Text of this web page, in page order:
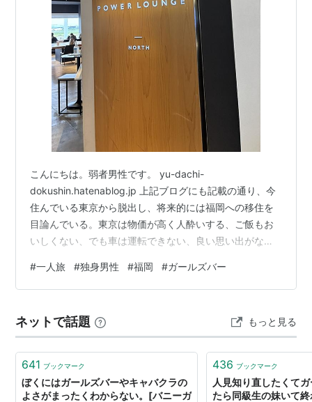
こんにちは。弱者男性です。 yu-dachi-
dokushin.hatenablog.jp 上記ブログにも記載の通り、今
住んでいる東京から脱出し、将来的には福岡への移住を
目論んでいる。東京は物価が高く人酔いする、ご飯もお
いしくない、でも車は運転できない、良い思い出がない
楽しみであるためある程度は都会が良い・・・となる
と、おのずと選択肢は限られ、選択肢の１つが福岡であ
を迎えたくないかもしれないが、住民税だけは支払うの
で容赦いただきたい。 とはいえ、福岡は学生時代にイン
ターンシップで行ったことがある…
#一人旅 #独身男性 #福岡 #ガールズバー
ネットで話題 もっと見る
641 ブックマーク
ぼくにはガールズバーやキャバクラの
よさがまったくわからない。[バニーガ
436 ブックマーク
人見知り直したくて
たら同級生の妹いて